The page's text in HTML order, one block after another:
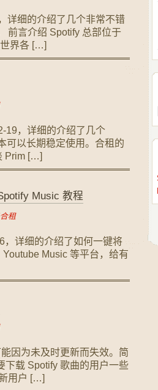
详细的介绍了几个非常不错
前言介绍 Spotify 总部位于
界各 […]
19，详细的介绍了几个
可以长期稳定使用。合租的
Prim […]
Music 教程
租
，详细的介绍了如何一键将
Music 等平台，给有
因为未及时更新而失效。简
下载 Spotify 歌曲的用户一些
用户 […]